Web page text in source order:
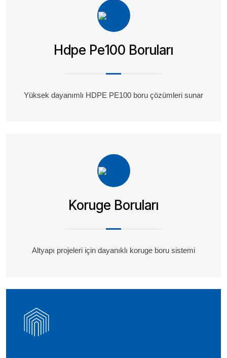
Hdpe Pe100 Boruları
Yüksek dayanımlı HDPE PE100 boru çözümleri sunar
Koruge Boruları
Altyapı projeleri için dayanıklı koruge boru sistemi